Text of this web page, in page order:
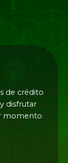
de crédito
disfrutar
momento